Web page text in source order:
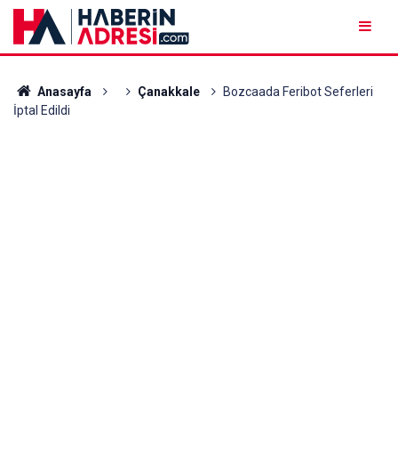
Anasayfa Çanakkale
Bozcaada Feribot Seferleri
İptal Edildi